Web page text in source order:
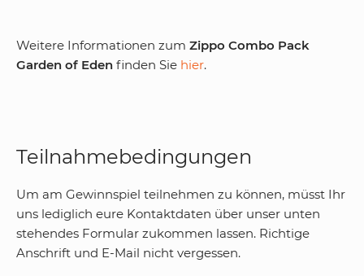
Weitere Informationen zum Zippo Combo Pack
Garden of Eden finden Sie hier.
Teilnahmebedingungen
Um am Gewinnspiel teilnehmen zu können, müsst Ihr
uns lediglich eure Kontaktdaten über unser unten
stehendes Formular zukommen lassen. Richtige
Anschrift und E-Mail nicht vergessen.